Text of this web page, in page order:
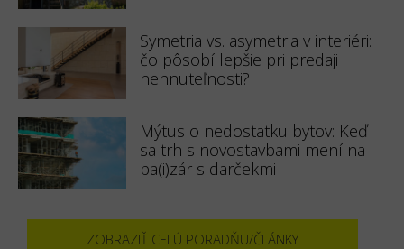
Symetria vs. asymetria v interiéri:
čo pôsobí lepšie pri predaji
nehnuteľnosti?
Mýtus o nedostatku bytov: Keď
sa trh s novostavbami mení na
ba(i)zár s darčekmi
ZOBRAZIŤ CELÚ PORADŇU/ČLÁNKY